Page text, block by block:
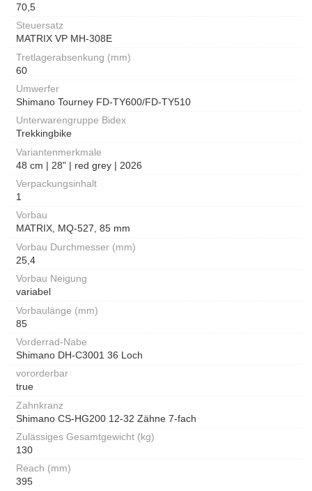
70,5
Steuersatz
MATRIX VP MH-308E
Tretlagerabsenkung (mm)
60
Umwerfer
Shimano Tourney FD-TY600/FD-TY510
Unterwarengruppe Bidex
Trekkingbike
Variantenmerkmale
48 cm | 28" | red grey | 2026
Verpackungsinhalt
1
Vorbau
MATRIX, MQ-527, 85 mm
Vorbau Durchmesser (mm)
25,4
Vorbau Neigung
variabel
Vorbaulänge (mm)
85
Vorderrad-Nabe
Shimano DH-C3001 36 Loch
vororderbar
true
Zahnkranz
Shimano CS-HG200 12-32 Zähne 7-fach
Zulässiges Gesamtgewicht (kg)
130
Reach (mm)
395